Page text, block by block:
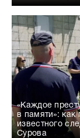
«Каждое
в памяти»: как
известного
Сурова